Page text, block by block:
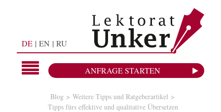
DE EN RU
ANFRAGE STARTEN
Blog
Weitere Tipps und Ratgeberartikel
Tipps fürs effektive und qualitative Übersetzen